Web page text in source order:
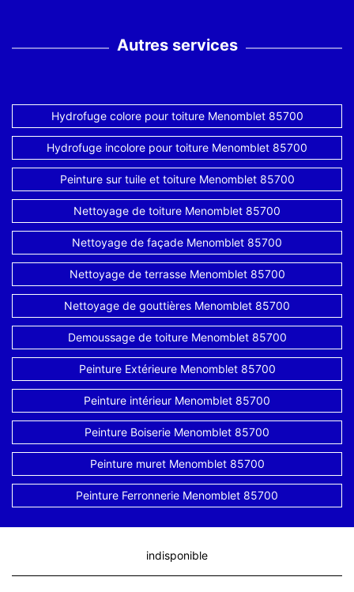
Autres services
Hydrofuge colore pour toiture Menomblet 85700
Hydrofuge incolore pour toiture Menomblet 85700
Peinture sur tuile et toiture Menomblet 85700
Nettoyage de toiture Menomblet 85700
Nettoyage de façade Menomblet 85700
Nettoyage de terrasse Menomblet 85700
Nettoyage de gouttières Menomblet 85700
Demoussage de toiture Menomblet 85700
Peinture Extérieure Menomblet 85700
Peinture intérieur Menomblet 85700
Peinture Boiserie Menomblet 85700
Peinture muret Menomblet 85700
Peinture Ferronnerie Menomblet 85700
indisponible